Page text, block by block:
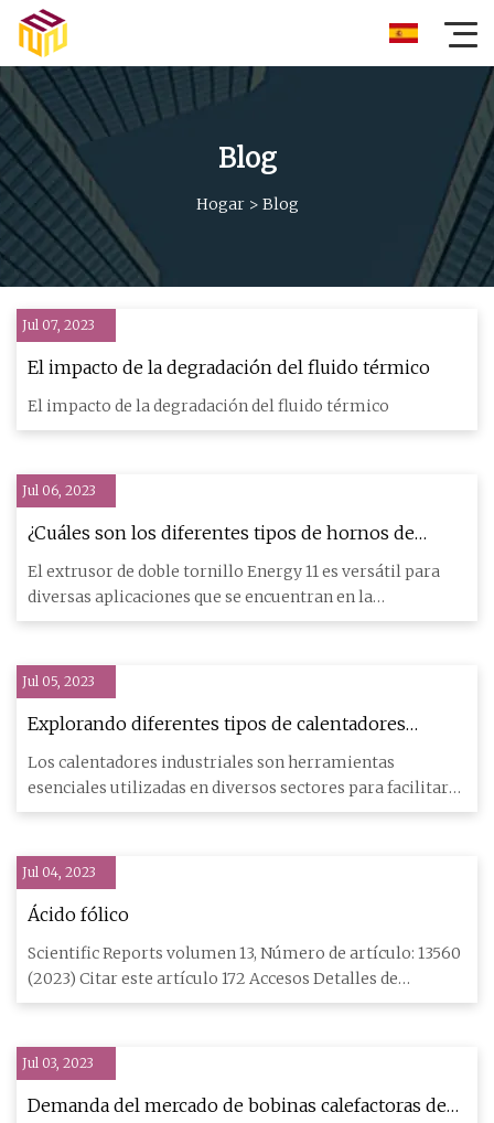
Blog
Hogar> Blog
Jul 07, 2023
El impacto de la degradación del fluido térmico
El impacto de la degradación del fluido térmico
Jul 06, 2023
¿Cuáles son los diferentes tipos de hornos de
tratamiento térmico?
El extrusor de doble tornillo Energy 11 es versátil para
diversas aplicaciones que se encuentran en la
investigación y
Jul 05, 2023
Explorando diferentes tipos de calentadores
industriales y sus aplicaciones
Los calentadores industriales son herramientas
esenciales utilizadas en diversos sectores para facilitar
procesos que r
Jul 04, 2023
Ácido fólico
Scientific Reports volumen 13, Número de artículo: 13560
(2023) Citar este artículo 172 Accesos Detalles de
métricas El
Jul 03, 2023
Demanda del mercado de bobinas calefactoras de